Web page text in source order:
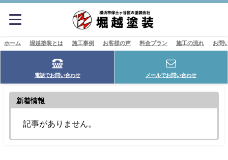
ホーム 堀越塗装とは 施工事例 お客様の声 料金プラン 施工の流れ お問
電話でお問い合わせ メールでお問い合わせ
新着情報
記事がありません。